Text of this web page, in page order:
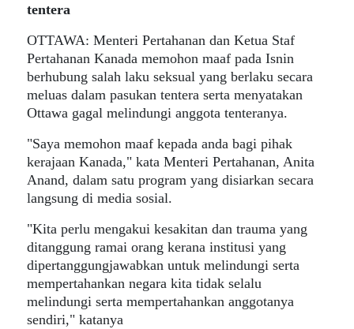
tentera
OTTAWA: Menteri Pertahanan dan Ketua Staf
Pertahanan Kanada memohon maaf pada Isnin
berhubung salah laku seksual yang berlaku secara
meluas dalam pasukan tentera serta menyatakan
Ottawa gagal melindungi anggota tenteranya.
"Saya memohon maaf kepada anda bagi pihak
kerajaan Kanada," kata Menteri Pertahanan, Anita
Anand, dalam satu program yang disiarkan secara
langsung di media sosial.
"Kita perlu mengakui kesakitan dan trauma yang
ditanggung ramai orang kerana institusi yang
dipertanggungjawabkan untuk melindungi serta
mempertahankan negara kita tidak selalu
melindungi serta mempertahankan anggotanya
sendiri," katanya